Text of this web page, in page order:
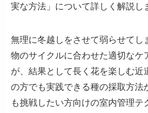
実な方法」について詳しく解説し
無理に冬越しをさせて弱らせてし
物のサイクルに合わせた適切なケ
が、結果として長く花を楽しむ近
の方でも実践できる種の採取方法
も挑戦したい方向けの室内管理テ